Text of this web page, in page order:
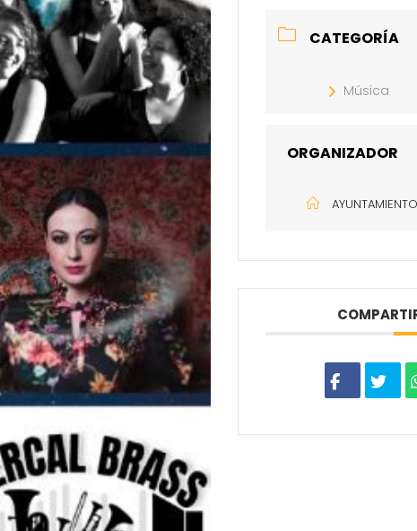
CATEGORÍA
Música
ORGANIZADOR